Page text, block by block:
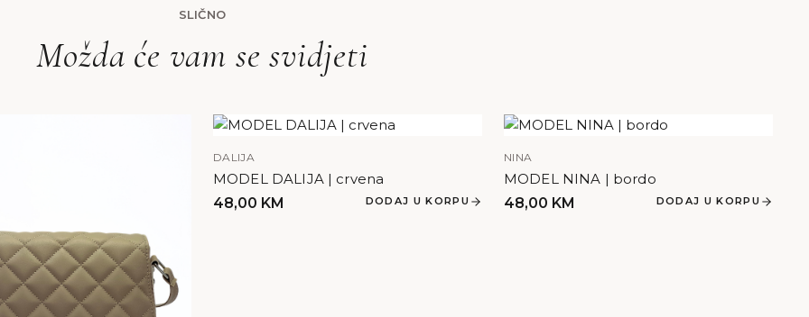
SLIČNO
Možda će vam se svidjeti
DALIJA
MODEL DALIJA | crvena
48,00 KM DODAJ U KORPU
NINA
MODEL NINA | bordo
48,00 KM DODAJ U KORPU